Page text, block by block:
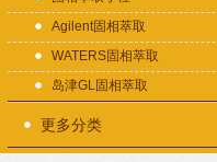
Agilent固相萃取
WATERS固相萃取
岛津GL固相萃取
更多分类